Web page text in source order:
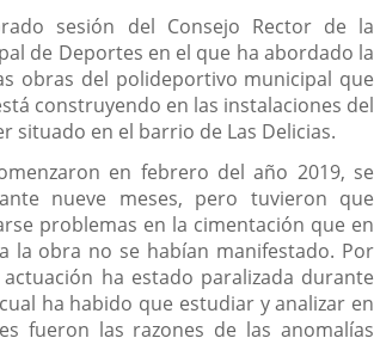
sesión del Consejo Rector de la
de Deportes en el que ha abordado la
obras del polideportivo municipal que
construyendo en las instalaciones del
situado en el barrio de Las Delicias.
en febrero del año 2019, se
nueve meses, pero tuvieron que
problemas en la cimentación que en
la obra no se habían manifestado. Por
ha estado paralizada durante
ha habido que estudiar y analizar en
fueron las razones de las anomalías